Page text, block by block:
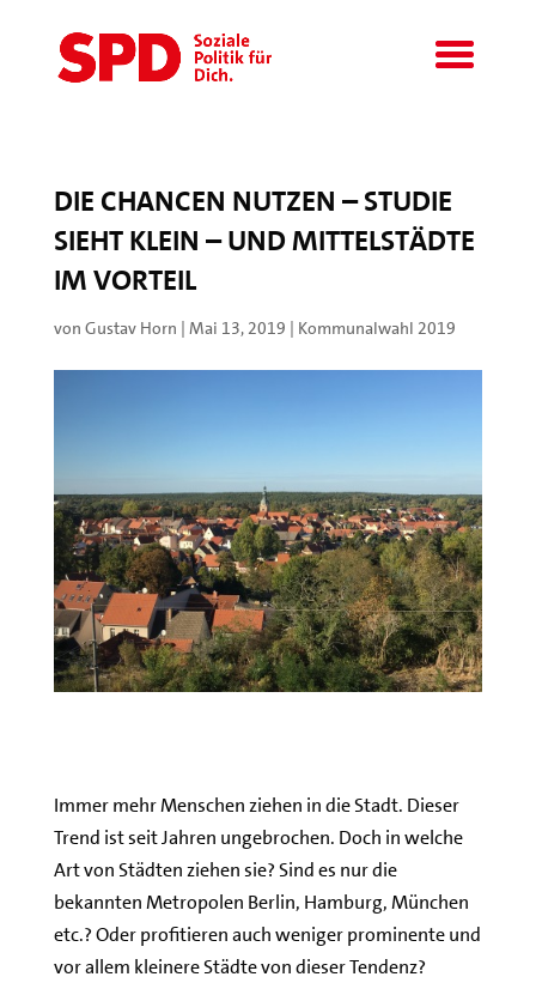
DIE CHANCEN NUTZEN – STUDIE
SIEHT KLEIN – UND MITTELSTÄDTE
IM VORTEIL
von Gustav Horn | Mai 13, 2019 | Kommunalwahl 2019
Immer mehr Menschen ziehen in die Stadt. Dieser
Trend ist seit Jahren ungebrochen. Doch in welche
Art von Städten ziehen sie? Sind es nur die
bekannten Metropolen Berlin, Hamburg, München
etc.? Oder profitieren auch weniger prominente und
vor allem kleinere Städte von dieser Tendenz?